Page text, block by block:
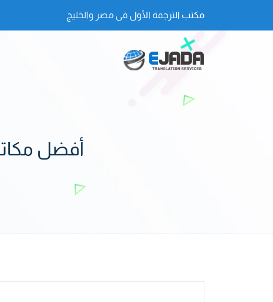
مكتب الترجمة الأول فى مصر والخليج
أفضل